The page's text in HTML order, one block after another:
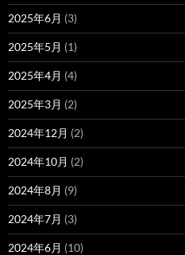
2025年6月 (3)
2025年5月 (1)
2025年4月 (4)
2025年3月 (2)
2024年12月 (2)
2024年10月 (2)
2024年8月 (9)
2024年7月 (3)
2024年6月 (10)